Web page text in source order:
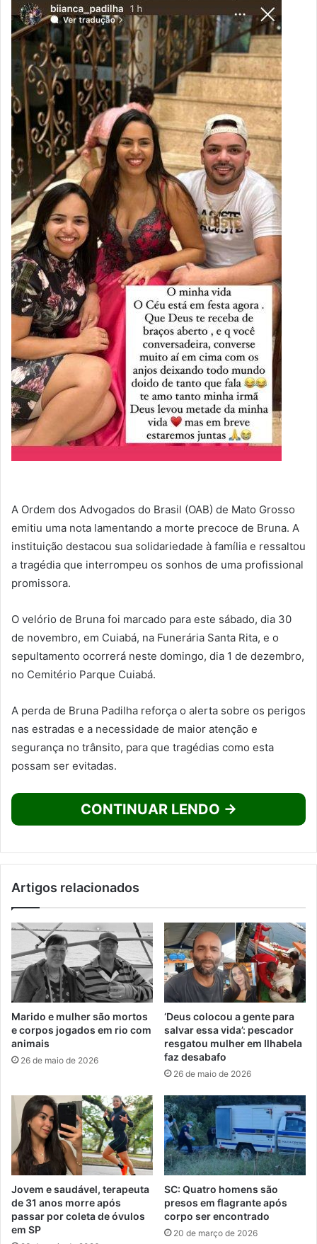
A Ordem dos Advogados do Brasil (OAB) de Mato Grosso
emitiu uma nota lamentando a morte precoce de Bruna. A
instituição destacou sua solidariedade à família e ressaltou
a tragédia que interrompeu os sonhos de uma profissional
promissora.
O velório de Bruna foi marcado para este sábado, dia 30
de novembro, em Cuiabá, na Funerária Santa Rita, e o
sepultamento ocorrerá neste domingo, dia 1 de dezembro,
no Cemitério Parque Cuiabá.
A perda de Bruna Padilha reforça o alerta sobre os perigos
nas estradas e a necessidade de maior atenção e
segurança no trânsito, para que tragédias como esta
possam ser evitadas.
CONTINUAR LENDO →
Artigos relacionados
Marido e mulher são mortos
e corpos jogados em rio com
animais
26 de maio de 2026
‘Deus colocou a gente para
salvar essa vida’: pescador
resgatou mulher em Ilhabela
faz desabafo
26 de maio de 2026
Jovem e saudável, terapeuta
de 31 anos morre após
passar por coleta de óvulos
em SP
SC: Quatro homens são
presos em flagrante após
corpo ser encontrado
20 de março de 2026